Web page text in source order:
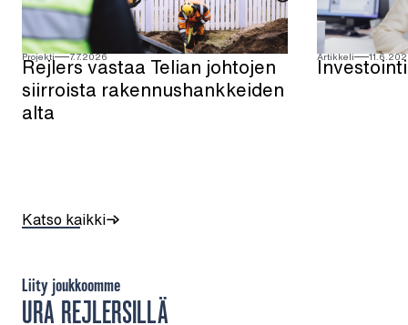
Projekti 7.7.2026
Rejlers vastaa Telian johtojen
siirroista rakennushankkeiden
alta
Artikkeli
Katso kaikki
URA REJLERSILLÄ
Liity joukkoomme